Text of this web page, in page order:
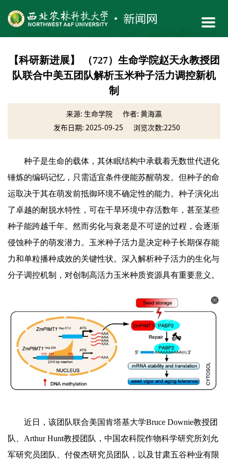
【科研新进展】 （727）生命学院赵天永教授团
队联合中美五团队解析玉米种子活力调控新机
制
来源: 生命学院
作者: 黄海瀛
发布日期: 2025-09-25
浏览次数:2250
种子是生命的载体，其休眠结构中承载着无数世代进化
锤炼的编码记忆，只需适宜条件便能苏醒萌发。但种子的命
运取决于其在萌发前抵御环境不确定性的能力。种子演化出
了卓越的耐脱水特性，可在干旱环境中存活数年，甚至某些
种子能跨越千年。然而劣化与衰老是不可逆的过程，会逐渐
侵蚀种子的萌发潜力。玉米种子活力是决定种子长期保存能
力和单粒播种成效的关键性状。深入解析种子活力的生化与
分子调控机制，对创制高活力玉米种质资源具有重要意义。
近日，该团队联合美国肯塔基大学Bruce Downie教授团
队、Arthur Hunt教授团队，中国农科院作物科学研究所刘允
军研究员团队、付俊杰研究员团队，以及甘肃五谷种业有限